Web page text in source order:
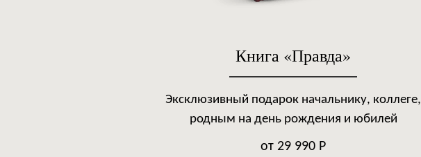
Книга «Правда»
Эксклюзивный подарок начальнику, коллеге,
родным на день рождения и юбилей
от 29 990 Р